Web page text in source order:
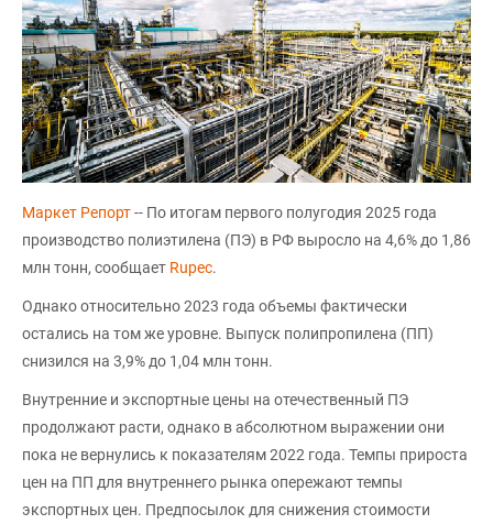
Маркет Репорт-- По итогам первого полугодия 2025 года
производство полиэтилена (ПЭ) в РФ выросло на 4,6% до 1,86
млн тонн, сообщает Rupec.
Однако относительно 2023 года объемы фактически
остались на том же уровне. Выпуск полипропилена (ПП)
снизился на 3,9% до 1,04 млн тонн.
Внутренние и экспортные цены на отечественный ПЭ
продолжают расти, однако в абсолютном выражении они
пока не вернулись к показателям 2022 года. Темпы прироста
цен на ПП для внутреннего рынка опережают темпы
экспортных цен. Предпосылок для снижения стоимости